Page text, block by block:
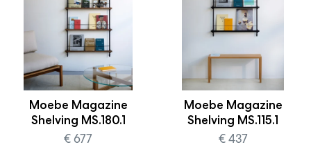
Moebe Magazine
Shelving MS.180.1
€ 677
Moebe Magazine
Shelving MS.115.1
€ 437